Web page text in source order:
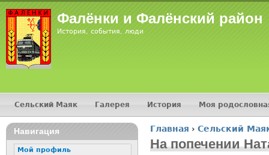
Фалёнки и Фалёнский район
История, события, люди
Вы здесь
Главная › Сельский
На попечении
Главное меню
Сельский Маяк Галерея История Моя
16+
Навигация
Мой профиль